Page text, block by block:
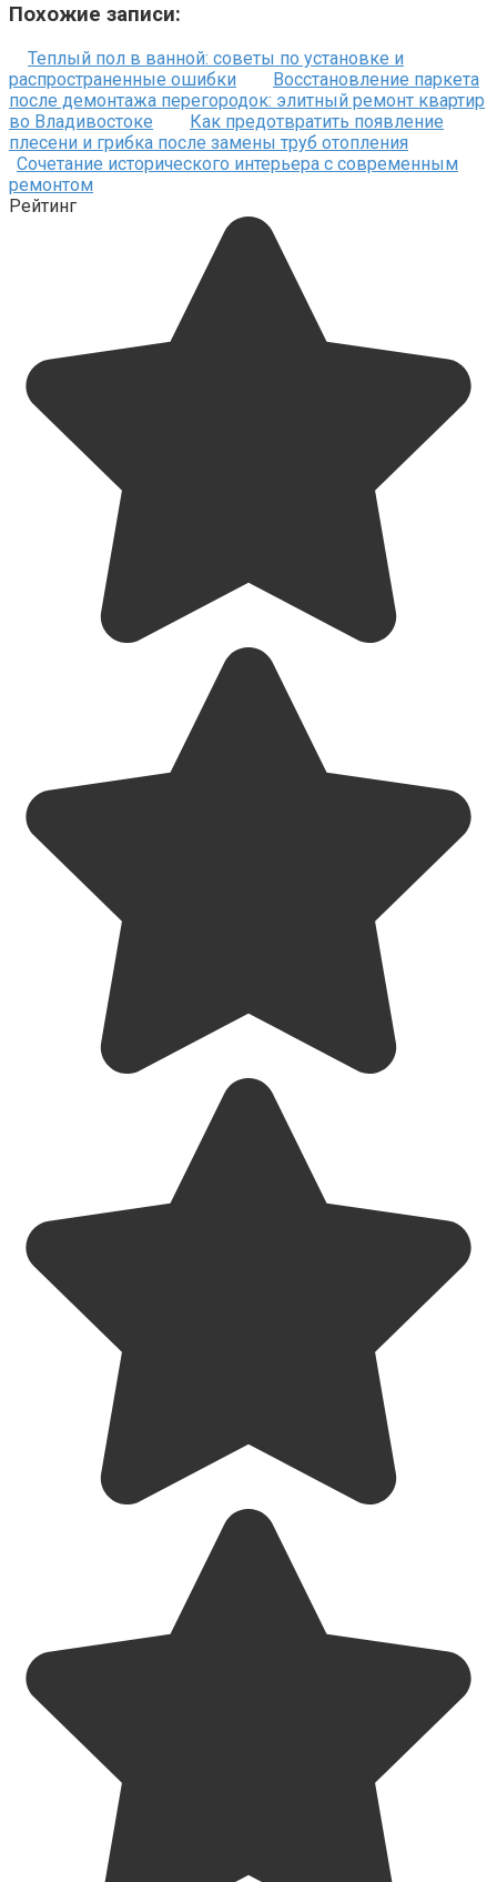
Похожие записи:
Теплый пол в ванной: советы по установке и
распространенные ошибки
Восстановление паркета
после демонтажа перегородок: элитный ремонт квартир
во Владивостоке
Как предотвратить появление
плесени и грибка после замены труб отопления
Сочетание исторического интерьера с современным
ремонтом
Рейтинг